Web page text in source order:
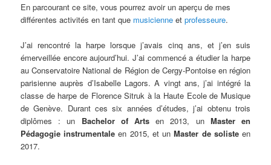
En parcourant ce site, vous pourrez avoir un aperçu de mes
différentes activités en tant que musicienne etprofesseure.
J’ai rencontré la harpe lorsque j’avais cinq ans, et j’en suis
émerveillée encore aujourd’hui. J’ai commencé a étudier la harpe
au Conservatoire National de Région de Cergy-Pontoise en région
parisienne auprès d’Isabelle Lagors. A vingt ans, j’ai intégré la
classe de harpe de Florence Sitruk à la Haute Ecole de Musique
de Genève. Durant ces six années d’études, j’ai obtenu trois
diplômes : un Bachelor of Arts en 2013, un Master en
Pédagogie instrumentale en 2015, et unMaster de solisteen
2017.